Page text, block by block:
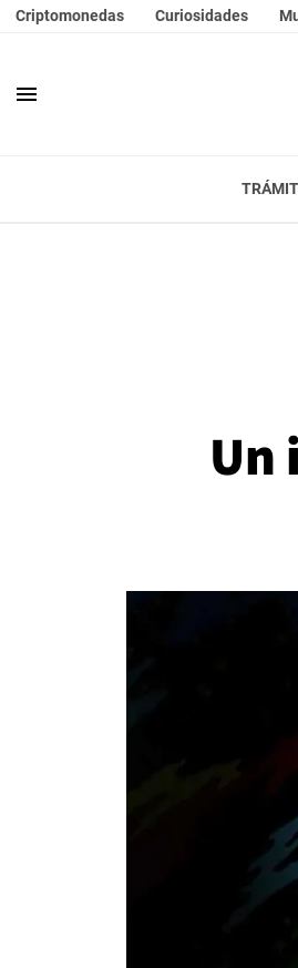
Criptomonedas Curiosidades
menu
Un